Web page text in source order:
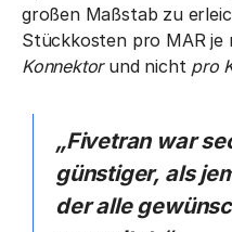
großen Maßstab zu
Stückkosten pro MAR
Konnektorund nicht pro
„Fivetran war
günstiger, als
der alle